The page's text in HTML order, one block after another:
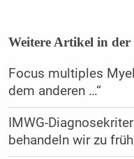
Weitere Artikel in
Focus multiples
dem anderen …“
IMWG-
behandeln wir zu